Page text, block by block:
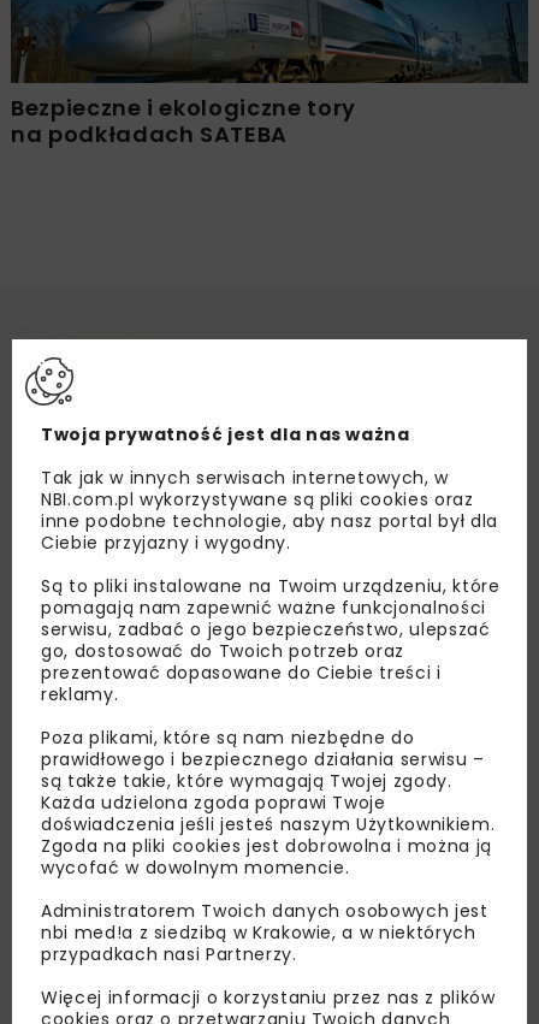
Bezpieczne i ekologiczne tory
na podkładach SATEBA
Lubisz wiedzieć więcej?
Zapisz się do newslettera aby otrzymywać od
nas najlepsze informacje branżowe,
zaproszenia na wydarzenia, atrakcyjne oferty i
dedykowane akcje specjalne.
Twoja prywatność jest dla nas ważna
Tak jak w innych serwisach internetowych, w
NBI.com.pl wykorzystywane są pliki cookies oraz
inne podobne technologie, aby nasz portal był dla
Ciebie przyjazny i wygodny.
Są to pliki instalowane na Twoim urządzeniu, które
pomagają nam zapewnić ważne funkcjonalności
serwisu, zadbać o jego bezpieczeństwo, ulepszać
go, dostosować do Twoich potrzeb oraz
prezentować dopasowane do Ciebie treści i
reklamy.
Poza plikami, które są nam niezbędne do
prawidłowego i bezpiecznego działania serwisu –
są także takie, które wymagają Twojej zgody.
Każda udzielona zgoda poprawi Twoje
doświadczenia jeśli jesteś naszym Użytkownikiem.
Zgoda na pliki cookies jest dobrowolna i można ją
wycofać w dowolnym momencie.
Administratorem Twoich danych osobowych jest
nbi med!a z siedzibą w Krakowie, a w niektórych
przypadkach nasi Partnerzy.
Więcej informacji o korzystaniu przez nas z plików
cookies oraz o przetwarzaniu Twoich danych